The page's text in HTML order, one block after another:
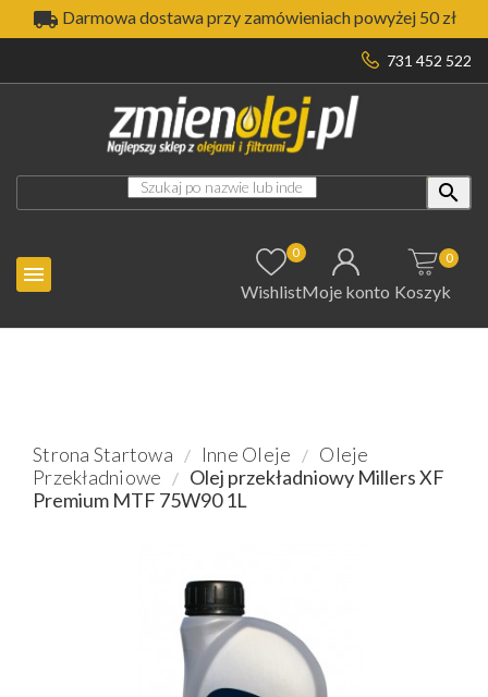
 Darmowa dostawa przy zamówieniach powyżej 50 zł
731 452 522


0
WishlistMoje konto Koszyk
0
Strona Startowa Inne Oleje
Oleje
Przekładniowe
Olej przekładniowy Millers XF
Premium MTF 75W90 1L